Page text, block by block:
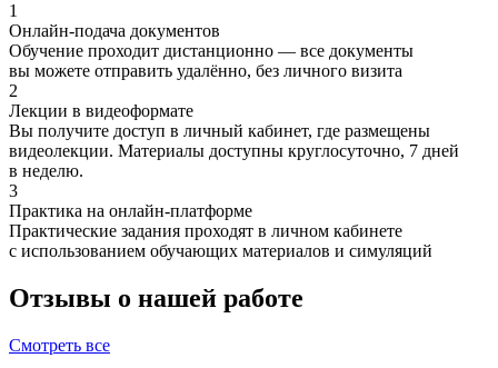
1
Онлайн-подача документов
Обучение проходит дистанционно — все документы
вы можете отправить удалённо, без личного визита
2
Лекции в видеоформате
Вы получите доступ в личный кабинет, где размещены
видеолекции. Материалы доступны круглосуточно, 7 дней
в неделю.
3
Практика на онлайн-платформе
Практические задания проходят в личном кабинете
с использованием обучающих материалов и симуляций
Отзывы о нашей работе
Смотреть все